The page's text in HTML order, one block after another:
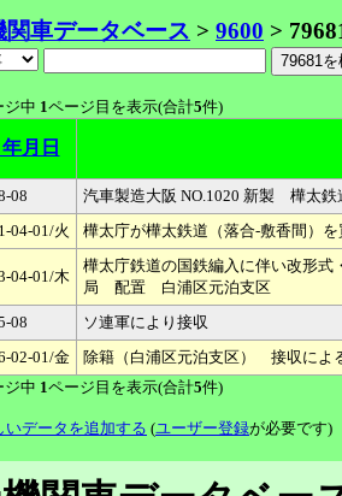
関車データベース > 9600 >
ジ中 1ページ目を表示(合計5件)
月日
08
汽車製造大阪 NO.1020 新製 樺
04-01/火
樺太庁が樺太鉄道（落合-敷香間）
04-01/木
樺太庁鉄道の国鉄編入に伴い改形
局 配置 白浦区元泊支区
08
ソ連軍により接収
02-01/金
除籍（白浦区元泊支区） 接収によ
ジ中 1ページ目を表示(合計5件)
いデータを追加する (ユーザー登録が必要です)